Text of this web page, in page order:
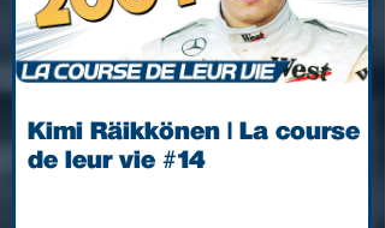
Kimi Räikkönen | La course
de leur vie #14